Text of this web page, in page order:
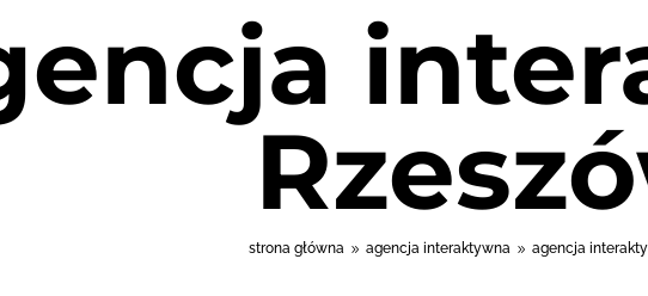
strona główna 9 agencja interaktywna 9 agencja